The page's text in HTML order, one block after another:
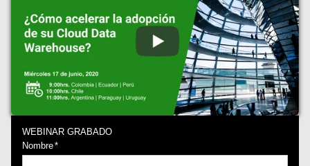
WEBINAR GRABADO
Nombre*